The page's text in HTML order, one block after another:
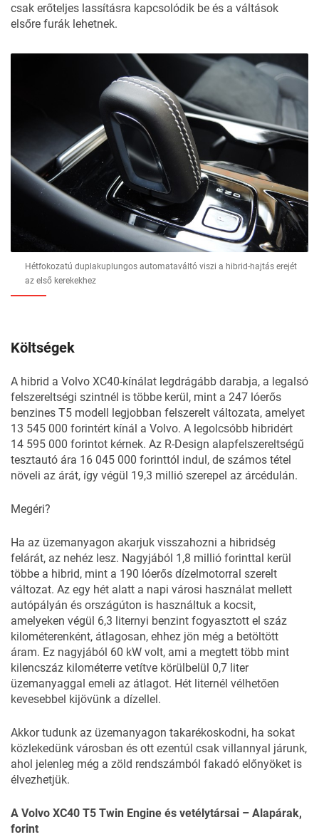
csak erőteljes lassításra kapcsolódik be és a váltások
elsőre furák lehetnek.
Hétfokozatú duplakuplungos automataváltó viszi a hibrid-hajtás erejét
az első kerekekhez
Költségek
A hibrid a Volvo XC40-kínálat legdrágább darabja, a legalsó
felszereltségi szintnél is többe kerül, mint a 247 lóerős
benzines T5 modell legjobban felszerelt változata, amelyet
13 545 000 forintért kínál a Volvo. A legolcsóbb hibridért
14 595 000 forintot kérnek. Az R-Design alapfelszereltségű
tesztautó ára 16 045 000 forinttól indul, de számos tétel
növeli az árát, így végül 19,3 millió szerepel az árcédulán.
Megéri?
Ha az üzemanyagon akarjuk visszahozni a hibridség
felárát, az nehéz lesz. Nagyjából 1,8 millió forinttal kerül
többe a hibrid, mint a 190 lóerős dízelmotorral szerelt
változat. Az egy hét alatt a napi városi használat mellett
autópályán és országúton is használtuk a kocsit,
amelyeken végül 6,3 liternyi benzint fogyasztott el száz
kilométerenként, átlagosan, ehhez jön még a betöltött
áram. Ez nagyjából 60 kW volt, ami a megtett több mint
kilencszáz kilométerre vetítve körülbelül 0,7 liter
üzemanyaggal emeli az átlagot. Hét liternél vélhetően
kevesebbel kijövünk a dízellel.
Akkor tudunk az üzemanyagon takarékoskodni, ha sokat
közlekedünk városban és ott ezentúl csak villannyal járunk,
ahol jelenleg még a zöld rendszámból fakadó előnyöket is
élvezhetjük.
A Volvo XC40 T5 Twin Engine és vetélytársai – Alapárak,
forint